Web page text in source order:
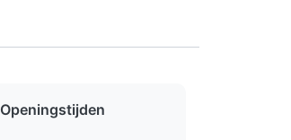
Openingstijden